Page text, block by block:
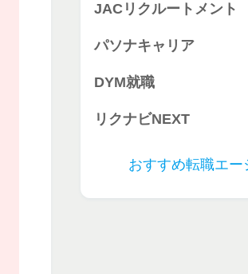
JACリクルートメント
パソナキャリア
DYM就職
リクナビNEXT
おすすめ転職エー